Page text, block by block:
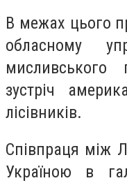
В межах цього
обласному
мисливського
зустріч
лісівників.
Співпраця між
Україною в